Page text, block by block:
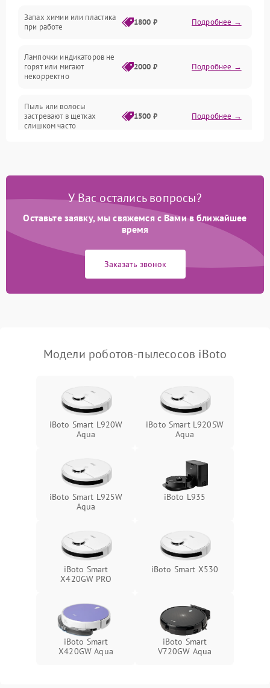
Батарея
Программные сбои
Запах химии или пластика
при работе
1800 ₽ Подробнее →
Лампочки индикаторов не
горят или мигают
некорректно
2000 ₽ Подробнее →
Пыль или волосы
застревают в щетках
слишком часто
1500 ₽ Подробнее →
У Вас остались вопросы?
Оставьте заявку, мы свяжемся с Вами в ближайшее
время
Заказать звонок
Модели роботов-пылесосов iBoto
iBoto Smart L920W
Aqua
iBoto Smart L920SW
Aqua
iBoto Smart L925W
Aqua
iBoto L935
iBoto Smart
Х420GW PRO
iBoto Smart X530
iBoto Smart
Х420GW Aqua
iBoto Smart
V720GW Aqua